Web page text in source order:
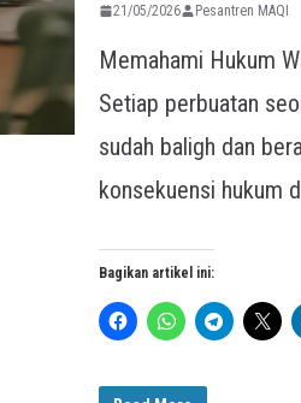
21/05/2026 Pesantren MAQI
Memahami Hukum
Setiap perbuatan
sudah baligh dan
konsekuensi hukum
Bagikan artikel ini: